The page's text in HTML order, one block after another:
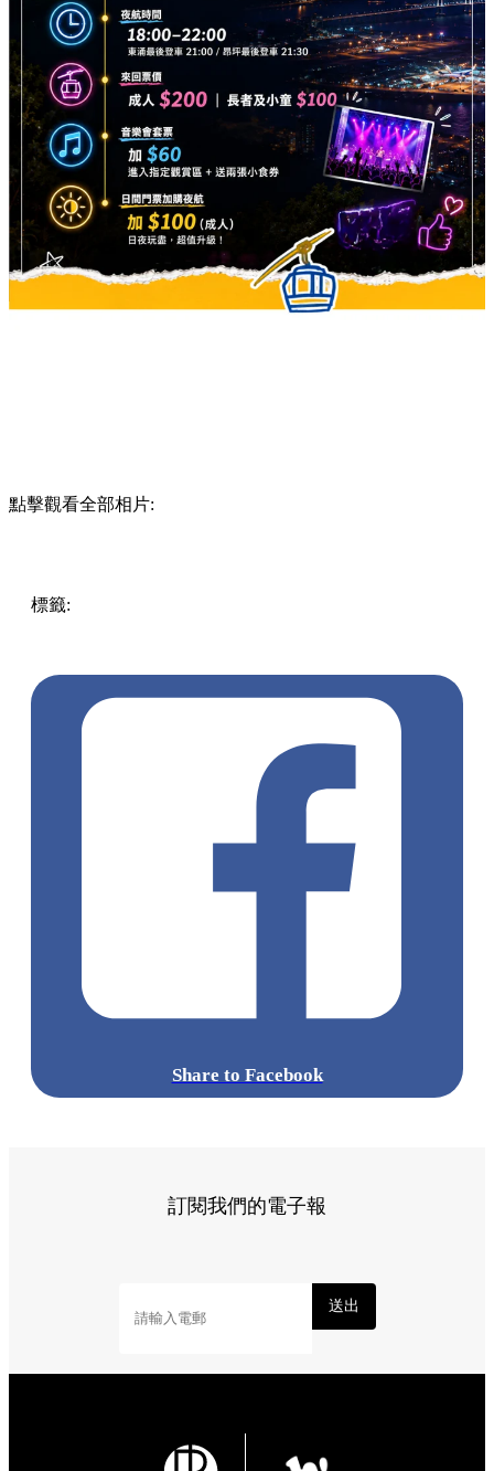
點擊觀看全部相片:
標籤:
Share to Facebook
訂閱我們的電子報
送出